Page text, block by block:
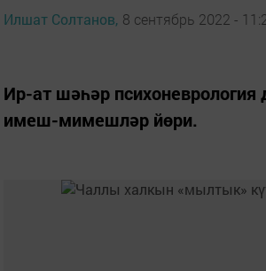
Илшат Солтанов, 8 сентябрь 2022 -
Ир-ат шәһәр
имеш-мимешләр йөри.